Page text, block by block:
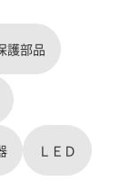
護部品
ＬＥＤ